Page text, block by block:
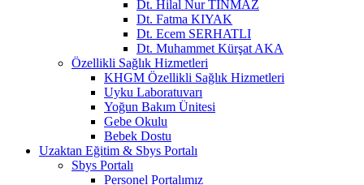
Dt. Hilal Nur TINMAZ
Dt. Fatma KIYAK
Dt. Ecem SERHATLI
Dt. Muhammet Kürşat AKA
Özellikli Sağlık Hizmetleri
KHGM Özellikli Sağlık Hizmetleri
Uyku Laboratuvarı
Yoğun Bakım Ünitesi
Gebe Okulu
Bebek Dostu
Uzaktan Eğitim & Sbys Portalı
Sbys Portalı
Personel Portalımız